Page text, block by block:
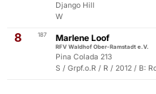
Django Hill
W
8 187 Marlene Loof
RFV Waldhof Ober-Ramstadt e.V.
Pina Colada 213
S / Grpf.o.R / R / 2012 / B: